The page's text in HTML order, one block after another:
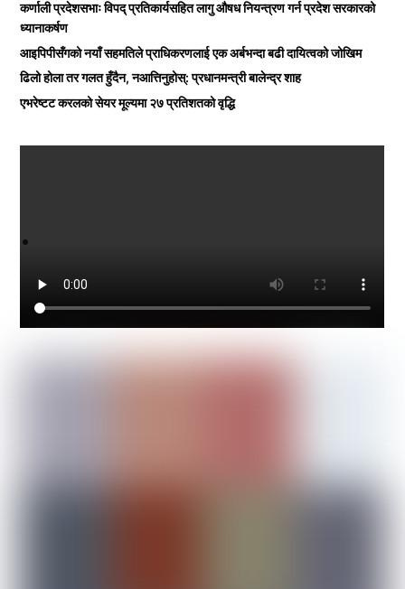
कर्णाली प्रदेशसभाः विपद् प्रतिकार्यसहित लागु औषध नियन्त्रण गर्न प्रदेश सरकारको
ध्यानाकर्षण
आइपिपीसँगको नयाँ सहमतिले प्राधिकरणलाई एक अर्बभन्दा बढी दायित्वको जोखिम
ढिलो होला तर गलत हुँदैन, नआत्तिनुहोस्: प्रधानमन्त्री बालेन्द्र शाह
एभरेष्टट करलको सेयर मूल्यमा २७ प्रतिशतको वृद्धि